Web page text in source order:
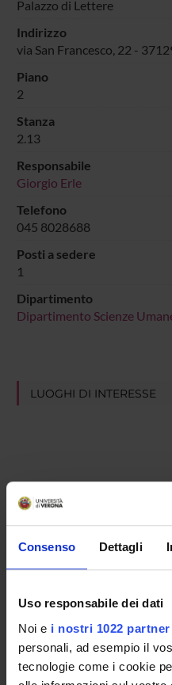
Consenso Dettagli
Uso responsabile dei dati
Noi e i nostri 1022 partner
personali, ad esempio il
tecnologie come i cookie
Palazzo di Lettere
Indirizzo
via San Francesco, 22 -
Piano
2
Stanza
2.13
Responsabile
Giorgio Erle
Telefono
045 8028688
Posti a sedere
1
Dipartimento
Dipartimento Scienze
LUOGHI DI INTERESSE